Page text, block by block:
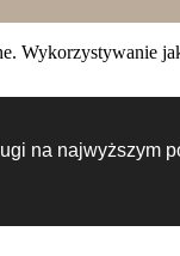
Wykorzystywanie
na